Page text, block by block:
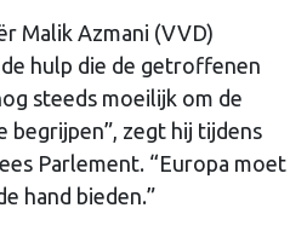
Malik Azmani (VVD)
hulp die de getroffenen
steeds moeilijk om de
begrijpen”, zegt hij tijdens
Parlement. “Europa moet
hand bieden.”